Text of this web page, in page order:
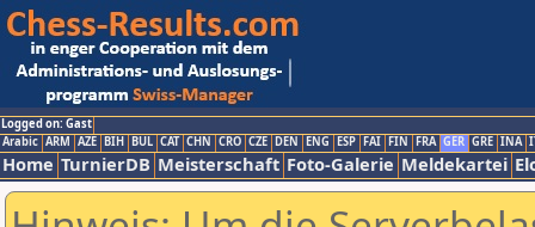
Logged on: Gast
Arabic ARM AZE BIH BUL CAT CHN CRO CZE DEN ENG ESP FAI FIN FRA GER GRE INA
Home TurnierDB Meisterschaft Foto-Galerie Meldekartei